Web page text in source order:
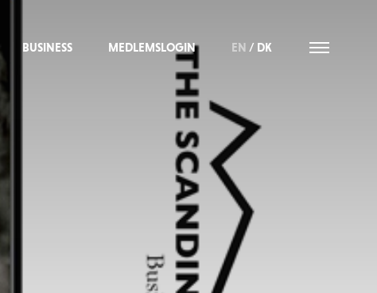
BUSINESS MEDLEMSLOGIN EN / DK